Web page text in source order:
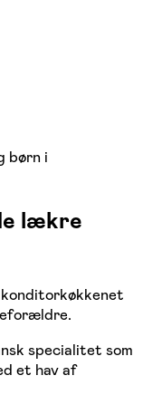
børn i
lækre
specialitet som
et hav af